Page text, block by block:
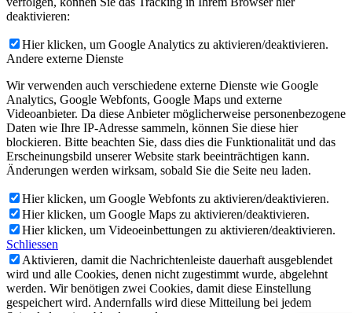
deaktivieren:
Hier klicken, um Google Analytics zu aktivieren/deaktivieren.
Andere externe Dienste
Wir verwenden auch verschiedene externe Dienste wie Google
Analytics, Google Webfonts, Google Maps und externe
Videoanbieter. Da diese Anbieter möglicherweise personenbezogene
Daten wie Ihre IP-Adresse sammeln, können Sie diese hier
blockieren. Bitte beachten Sie, dass dies die Funktionalität und das
Erscheinungsbild unserer Website stark beeinträchtigen kann.
Änderungen werden wirksam, sobald Sie die Seite neu laden.
Hier klicken, um Google Webfonts zu aktivieren/deaktivieren.
Hier klicken, um Google Maps zu aktivieren/deaktivieren.
Hier klicken, um Videoeinbettungen zu aktivieren/deaktivieren.
Schliessen
Aktivieren, damit die Nachrichtenleiste dauerhaft ausgeblendet
wird und alle Cookies, denen nicht zugestimmt wurde, abgelehnt
werden. Wir benötigen zwei Cookies, damit diese Einstellung
gespeichert wird. Andernfalls wird diese Mitteilung bei jedem